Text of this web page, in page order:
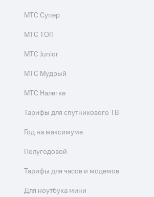
МТС Супер
МТС ТОП
МТС Junior
МТС Мудрый
МТС Налегке
Тарифы для спутникового ТВ
Год на максимуме
Полугодовой
Тарифы для часов и модемов
Для ноутбука мини